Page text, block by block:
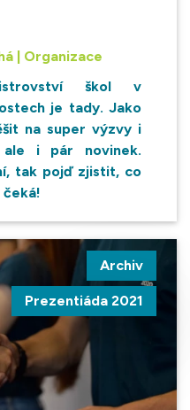
| Organizace
škol v
je tady. Jako
na super výzvy i
i pár novinek.
tak pojď zjistit, co
čeká!
Archiv
Prezentiáda 2021